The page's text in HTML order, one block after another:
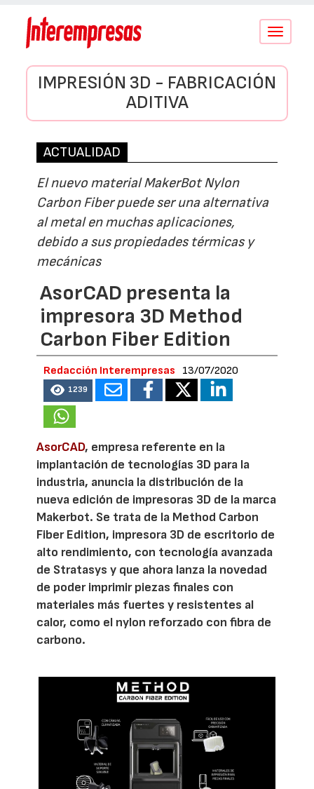
Conmutar
IMPRESIÓN 3D - FABRICACIÓN
ADITIVA
ACTUALIDAD
El nuevo material MakerBot Nylon
Carbon Fiber puede ser una alternativa
al metal en muchas aplicaciones,
debido a sus propiedades térmicas y
mecánicas
AsorCAD presenta la
impresora 3D Method
Carbon Fiber Edition
Redacción Interempresas 13/07/2020
1239
AsorCAD, empresa referente en la
implantación de tecnologías 3D para la
industria, anuncia la distribución de la
nueva edición de impresoras 3D de la marca
Makerbot. Se trata de la Method Carbon
Fiber Edition, impresora 3D de escritorio de
alto rendimiento, con tecnología avanzada
de Stratasys y que ahora lanza la novedad
de poder imprimir piezas finales con
materiales más fuertes y resistentes al
calor, como el nylon reforzado con fibra de
carbono.